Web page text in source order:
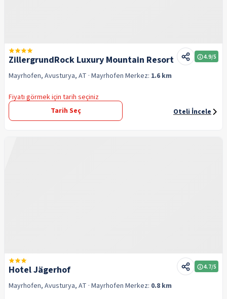
ZillergrundRock Luxury Mountain Resort 4.9/5
Mayrhofen, Avusturya, AT · Mayrhofen Merkez: 1.6 km
Fiyatı görmek için tarih seçiniz
Tarih Seç
Oteli İncele
Hotel Jägerhof 4.7/5
Mayrhofen, Avusturya, AT · Mayrhofen Merkez: 0.8 km